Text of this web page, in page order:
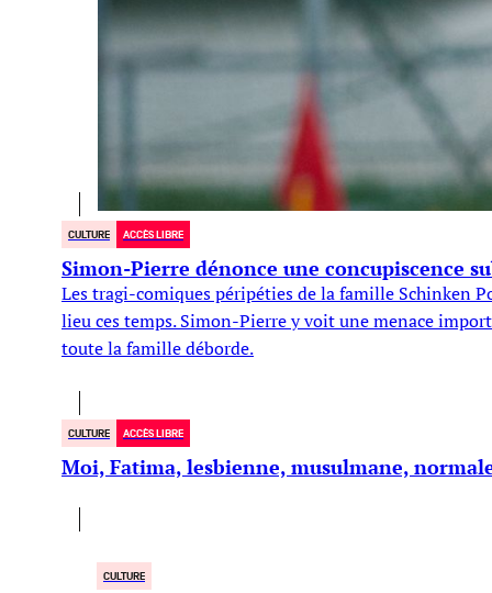
CULTURE ACCÈS LIBRE
Simon-Pierre dénonce une concupiscence
Les tragi-comiques péripéties de la famille Schinken
lieu ces temps. Simon-Pierre y voit une menace
toute la famille déborde.
CULTURE ACCÈS LIBRE
Moi, Fatima, lesbienne, musulmane,
CULTURE